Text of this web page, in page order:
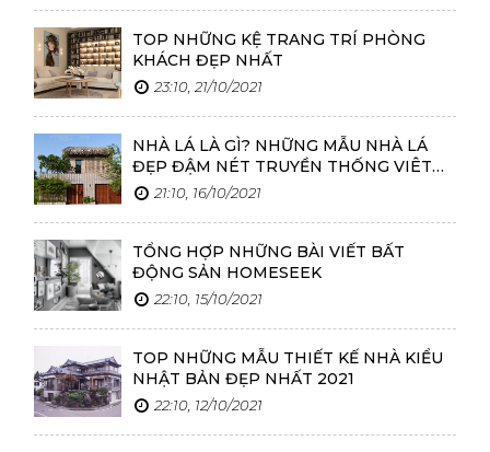
TOP NHỮNG KỆ TRANG TRÍ PHÒNG
KHÁCH ĐẸP NHẤT
23:10, 21/10/2021
NHÀ LÁ LÀ GÌ? NHỮNG MẪU NHÀ LÁ
ĐẸP ĐẬM NÉT TRUYỀN THỐNG VIÊT
NAM21:10, 16/10/2021
TỔNG HỢP NHỮNG BÀI VIẾT BẤT
ĐỘNG SẢN HOMESEEK
22:10, 15/10/2021
TOP NHỮNG MẪU THIẾT KẾ NHÀ KIỂU
NHẬT BẢN ĐẸP NHẤT 2021
22:10, 12/10/2021